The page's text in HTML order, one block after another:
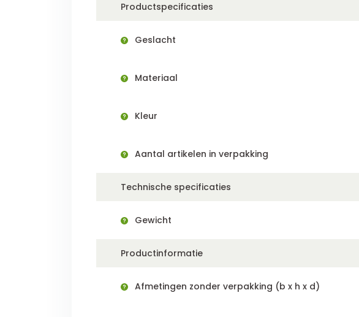
Productspecificaties
Geslacht
Materiaal
Kleur
Aantal artikelen in verpakking
Technische specificaties
Gewicht
Productinformatie
Afmetingen zonder verpakking (b x h x d)